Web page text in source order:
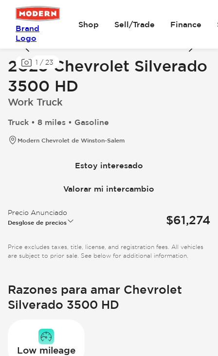
Brand
Logo
Shop Sell/Trade Finance
1 / 23
2025 Chevrolet Silverado
3500 HD
Work Truck
Truck • 8 miles • Gasoline
Modern Chevrolet de Winston-Salem
Estoy interesado
Valorar mi intercambio
Precio Anunciado
Desglose de precios $61,274
Price excludes taxes, title, license, and registration fees. All vehicles
are subject to prior sale. See below for additional information.
Razones para amar Chevrolet
Silverado 3500 HD
Low mileage